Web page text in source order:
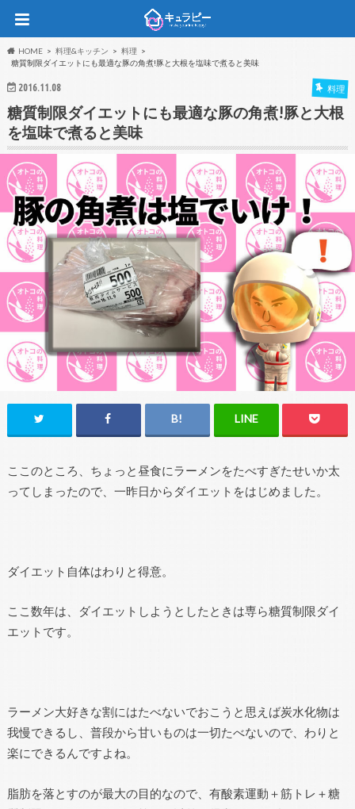
HOME 料理&キッチン
料理
糖質制限ダイエットにも最適な豚の角煮!豚と大根を塩味で煮ると美味
2016.11.08 料理
糖質制限ダイエットにも最適な豚の角煮!豚と大根
を塩味で煮ると美味
ここのところ、ちょっと昼食にラーメンをたべすぎたせいか太
ってしまったので、一昨日からダイエットをはじめました。
ダイエット自体はわりと得意。
ここ数年は、ダイエットしようとしたときは専ら糖質制限ダイ
エットです。
ラーメン大好きな割にはたべないでおこうと思えば炭水化物は
我慢できるし、普段から甘いものは一切たべないので、わりと
楽にできるんですよね。
脂肪を落とすのが最大の目的なので、有酸素運動＋筋トレ＋糖